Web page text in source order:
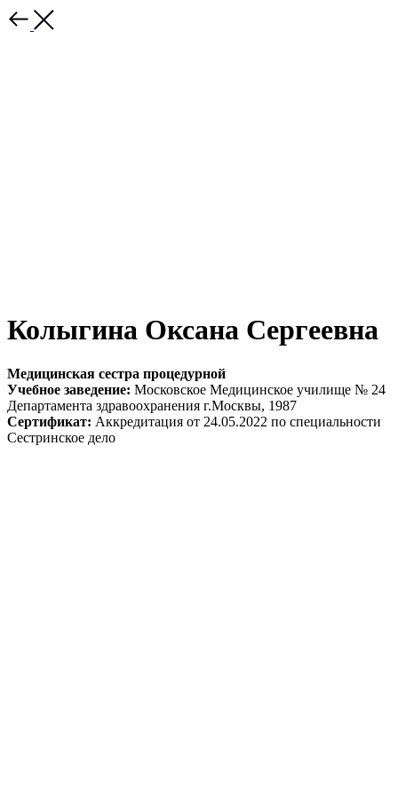
Колыгина Оксана Сергеевна
Медицинская сестра процедурной
Учебное заведение: Московское Медицинское училище № 24
Департамента здравоохранения г.Москвы, 1987
Сертификат: Аккредитация от 24.05.2022 по специальности
Сестринское дело